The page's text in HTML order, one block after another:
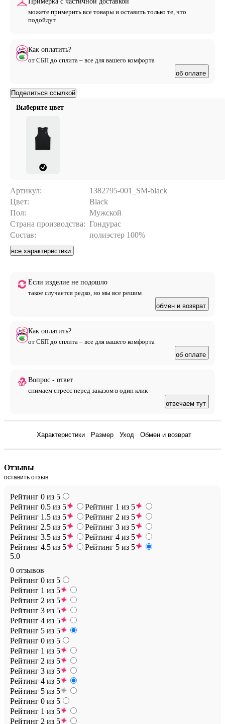
Выберите цвет
можете примерить все товары и оставить только те, что
подойдут
Как оплатить?
от СБП до сплита – все для вашего комфорта
об оплате
Поделиться ссылкой
Артикул:
1382795-001_SM-black
Цвет:
Black
Пол:
Мужской
Страна производства: Гондурас
Состав:
полиэстер 100%
все характеристики
Если изделие не подошло
такое случается редко, но мы все решим
обмен и возврат
Как оплатить?
от СБП до сплита – все для вашего комфорта
об оплате
Вопрос - ответ
снимаем стресс перед заказом в один клик
отвечаем тут
Характеристики Размер Уход Обмен и возврат
Отзывы
оставить отзыв
Рейтинг 0 из 5
Рейтинг 0.5 из 5
Рейтинг 1 из 5
Рейтинг 1.5 из 5
Рейтинг 2 из 5
Рейтинг 2.5 из 5
Рейтинг 3 из 5
Рейтинг 3.5 из 5
Рейтинг 4 из 5
Рейтинг 4.5 из 5
Рейтинг 5 из 5
5.0
0 отзывов
Рейтинг 0 из 5
Рейтинг 1 из 5
Рейтинг 2 из 5
Рейтинг 3 из 5
Рейтинг 4 из 5
Рейтинг 5 из 5
Рейтинг 0 из 5
Рейтинг 1 из 5
Рейтинг 2 из 5
Рейтинг 3 из 5
Рейтинг 4 из 5
Рейтинг 5 из 5
Рейтинг 0 из 5
Рейтинг 1 из 5
Рейтинг 2 из 5